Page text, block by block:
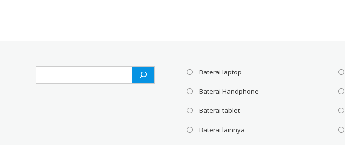
Baterai laptop
Baterai Handphone
Baterai tablet
Baterai lainnya